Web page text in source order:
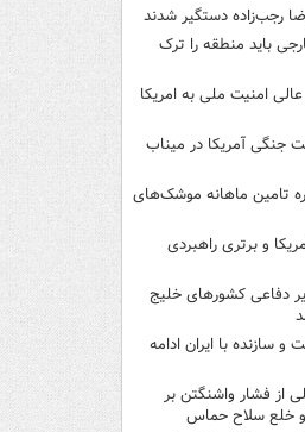
باید منطقه را ترک
امنیت ملی به امریکا
جنگی آمریکا در میناب
تامین ماهانه موشک‌های
و برتری راهبردی
دفاعی کشورهای خلیج
سازنده با ایران ادامه
از فشار واشنگتن بر
خلع سلاح حماس